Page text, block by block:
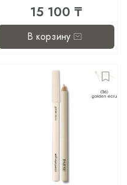
15 100 ₸
В корзину